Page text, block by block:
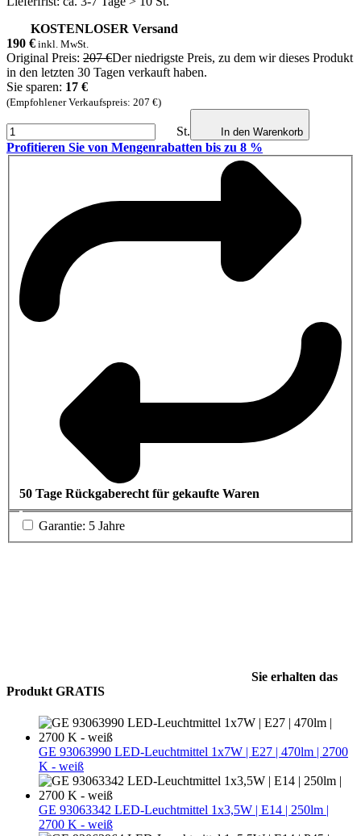
KOSTENLOSER Versand
190 € inkl. MwSt.
Original Preis: 207 €Der niedrigste Preis, zu dem wir dieses Produkt
in den letzten 30 Tagen verkauft haben.
Sie sparen: 17 €
(Empfohlener Verkaufspreis: 207 €)
St. In den Warenkorb
Profitieren Sie von Mengenrabatten bis zu 8 %
50 Tage Rückgaberecht für gekaufte Waren
Garantie: 5 Jahre
Sie erhalten das
Produkt GRATIS
GE 93063990 LED-Leuchtmittel 1x7W | E27 | 470lm | 2700
K - weiß
GE 93063342 LED-Leuchtmittel 1x3,5W | E14 | 250lm |
2700 K - weiß